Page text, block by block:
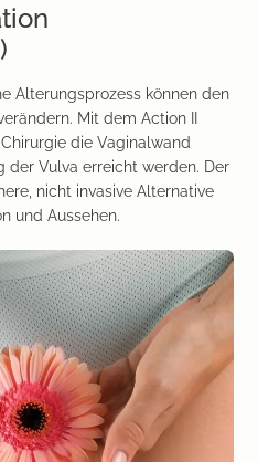
Alterungsprozess können den
Mit dem Action II
Chirurgie die Vaginalwand
Vulva erreicht werden. Der
nicht invasive Alternative
und Aussehen.